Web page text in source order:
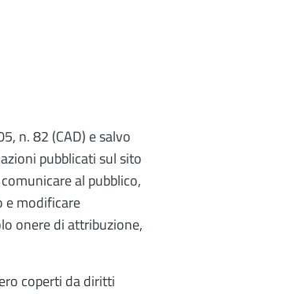
n. 82 (CAD) e salvo
pubblicati sul sito
al pubblico,
e modificare
onere di attribuzione,
coperti da diritti